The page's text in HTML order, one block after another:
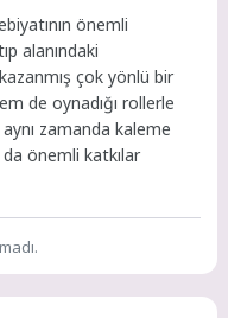
önemli
alanındaki
çok yönlü bir
de oynadığı rollerle
zamanda kaleme
da önemli katkılar